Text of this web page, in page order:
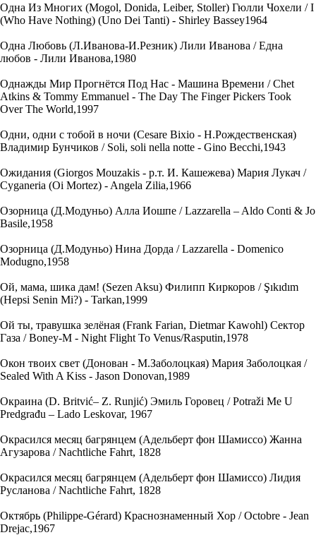
Одна Из Многих (Mogol, Donida, Leiber, Stoller) Гюлли Чохели / I
(Who Have Nothing) (Uno Dei Tanti) - Shirley Bassey1964
Одна Любовь (Л.Иванова-И.Резник) Лили Иванова / Една
любов - Лили Иванова,1980
Однажды Мир Прогнётся Под Нас - Машина Времени / Chet
Atkins & Tommy Emmanuel - The Day The Finger Pickers Took
Over The World,1997
Одни, одни с тобой в ночи (Cesare Bixio - Н.Рождественская)
Владимир Бунчиков / Soli, soli nella notte - Gino Becchi,1943
Ожидания (Giorgos Mouzakis - р.т. И. Кашежева) Мария Лукач /
Cyganeria (Oi Mortez) - Angela Zilia,1966
Озорница (Д.Модуньо) Алла Иошпе / Lazzarella – Aldo Conti & Jo
Basile,1958
Озорница (Д.Модуньо) Нина Дорда / Lazzarella - Domenico
Modugno,1958
Ой, мама, шика дам! (Sezen Aksu) Филипп Киркоров / Şıkıdım
(Hepsi Senin Mi?) - Tarkan,1999
Ой ты, травушка зелёная (Frank Farian, Dietmar Kawohl) Сектор
Газа / Boney-M - Night Flight To Venus/Rasputin,1978
Окон твоих свет (Донован - М.Заболоцкая) Мария Заболоцкая /
Sealed With A Kiss - Jason Donovan,1989
Окраина (D. Britvić– Z. Runjić) Эмиль Горовец / Potraži Me U
Predgrađu – Lado Leskovar, 1967
Окрасился месяц багрянцем (Адельберт фон Шамиссо) Жанна
Агузарова / Nachtliche Fahrt, 1828
Окрасился месяц багрянцем (Адельберт фон Шамиссо) Лидия
Русланова / Nachtliche Fahrt, 1828
Октябрь (Philippe-Gérard) Краснознаменный Хор / Octobre - Jean
Drejac,1967